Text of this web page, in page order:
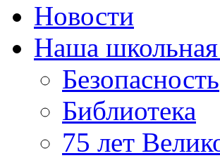
Новости
Наша
Безопасность
Библиотека
75 лет